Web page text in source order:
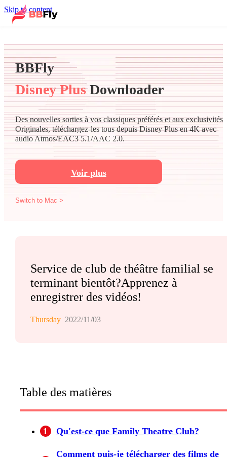
Skip to content
BBFly
Disney PlusDownloader
Des nouvelles sorties à vos classiques préférés et aux exclusivités
Originales, téléchargez-les tous depuis Disney Plus en 4K avec
audio Atmos/EAC3 5.1/AAC 2.0.
Voir plus
Switch to Mac >
Service de club de théâtre familial se
terminant bientôt?Apprenez à
enregistrer des vidéos!
Thursday 2022/11/03
Table des matières
1 Qu'est-ce que Family Theatre Club?
Comment puis-je télécharger des films de